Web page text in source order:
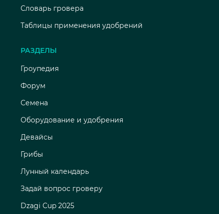
Словарь гровера
Таблицы применения удобрений
РАЗДЕЛЫ
Гроупедия
Форум
Семена
Оборудование и удобрения
Девайсы
Грибы
Лунный календарь
Задай вопрос гроверу
Dzagi Cup 2025